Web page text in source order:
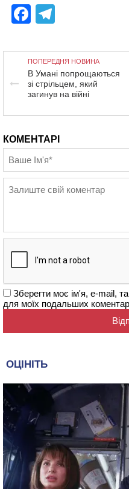
Facebook
ПОПЕРЕДНЯ НОВИНА
В Умані попрощаються
зі стрільцем, який
загинув на війні
КОМЕНТАРІ
Зберегти моє ім'я, e-mail,
для моїх подальших